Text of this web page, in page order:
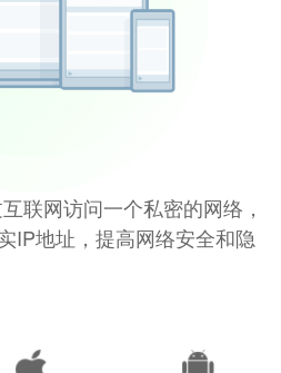
联网访问一个私密的网络，
IP地址，提高网络安全和隐